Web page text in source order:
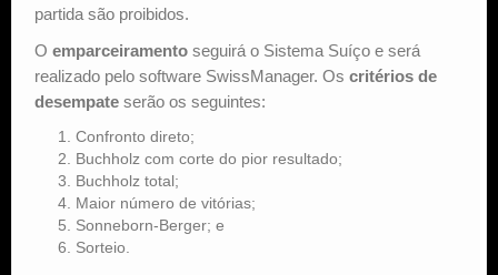
partida são proibidos.
O emparceiramento seguirá o Sistema Suíço e será
realizado pelo software SwissManager. Os critérios de
desempate serão os seguintes:
Confronto direto;
Buchholz com corte do pior resultado;
Buchholz total;
Maior número de vitórias;
Sonneborn-Berger; e
Sorteio.